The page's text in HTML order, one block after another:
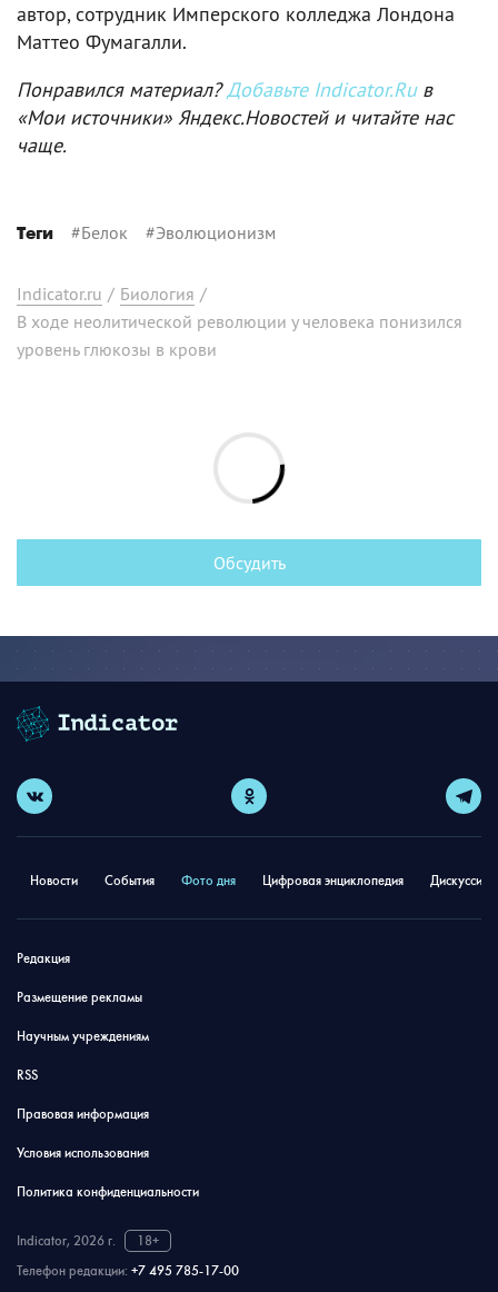
автор, сотрудник Имперского колледжа Лондона
Маттео Фумагалли.
Понравился материал?Добавьте Indicator.Ruв
«Мои источники» Яндекс.Новостей и читайте нас
чаще.
Теги #Белок #Эволюционизм
Indicator.ru / Биология /
В ходе неолитической революции у человека понизился
уровень глюкозы в крови
Обсудить
Новости События Фото дня Цифровая энциклопедия
Редакция
Размещение рекламы
Научным учреждениям
RSS
Правовая информация
Условия использования
Политика конфиденциальности
Indicator, 2026 г.
18+
Телефон редакции: +7 495 785-17-00